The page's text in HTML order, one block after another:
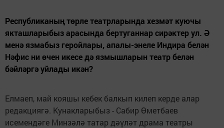
Республиканың төрле театрларында хезмәт куючы
якташларыбыз арасында бертуганнар сирәктер ул. Ә
менә язмабыз геройлары, апалы-энеле Индира белән
Нәфис ни өчен икесе дә язмышларын театр белән
бәйләргә уйлады икән?
Елмаеп, май кояшы кебек балкып килеп керде алар
редакциягә. Кунакларыбыз - Сабир Өметбаев
исемендәге Минзәлә татар дәүләт драма театры